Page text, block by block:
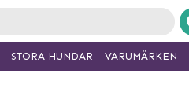
STORA HUNDAR VARUMÄRKEN